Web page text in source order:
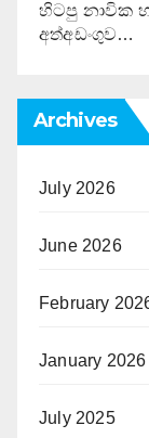
හිටපු නාවික
අත්අඩංගුව…
Archives
July 2026
June 2026
February
January 2026
July 2025